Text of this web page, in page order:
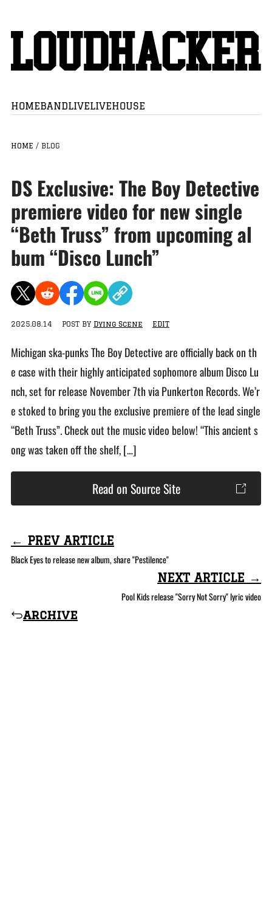
HOMEBANDLIVELIVEHOUSE
HOME / BLOG
DS Exclusive: The Boy Detective
premiere video for new single
“Beth Truss” from upcoming al
bum “Disco Lunch”
2025.08.14 POST BY Dying Scene EDIT
Michigan ska-punks The Boy Detective are officially back on th
e case with their highly anticipated sophomore album Disco Lu
nch, set for release November 7th via Punkerton Records. We’r
e stoked to bring you the exclusive premiere of the lead single
“Beth Truss”. Check out the music video below! “This ancient s
ong was taken off the shelf, […]
Read on Source Site
← PREV ARTICLE
Black Eyes to release new album, share "Pestilence"
archive
NEXT ARTICLE →
Pool Kids release "Sorry Not Sorry" lyric video